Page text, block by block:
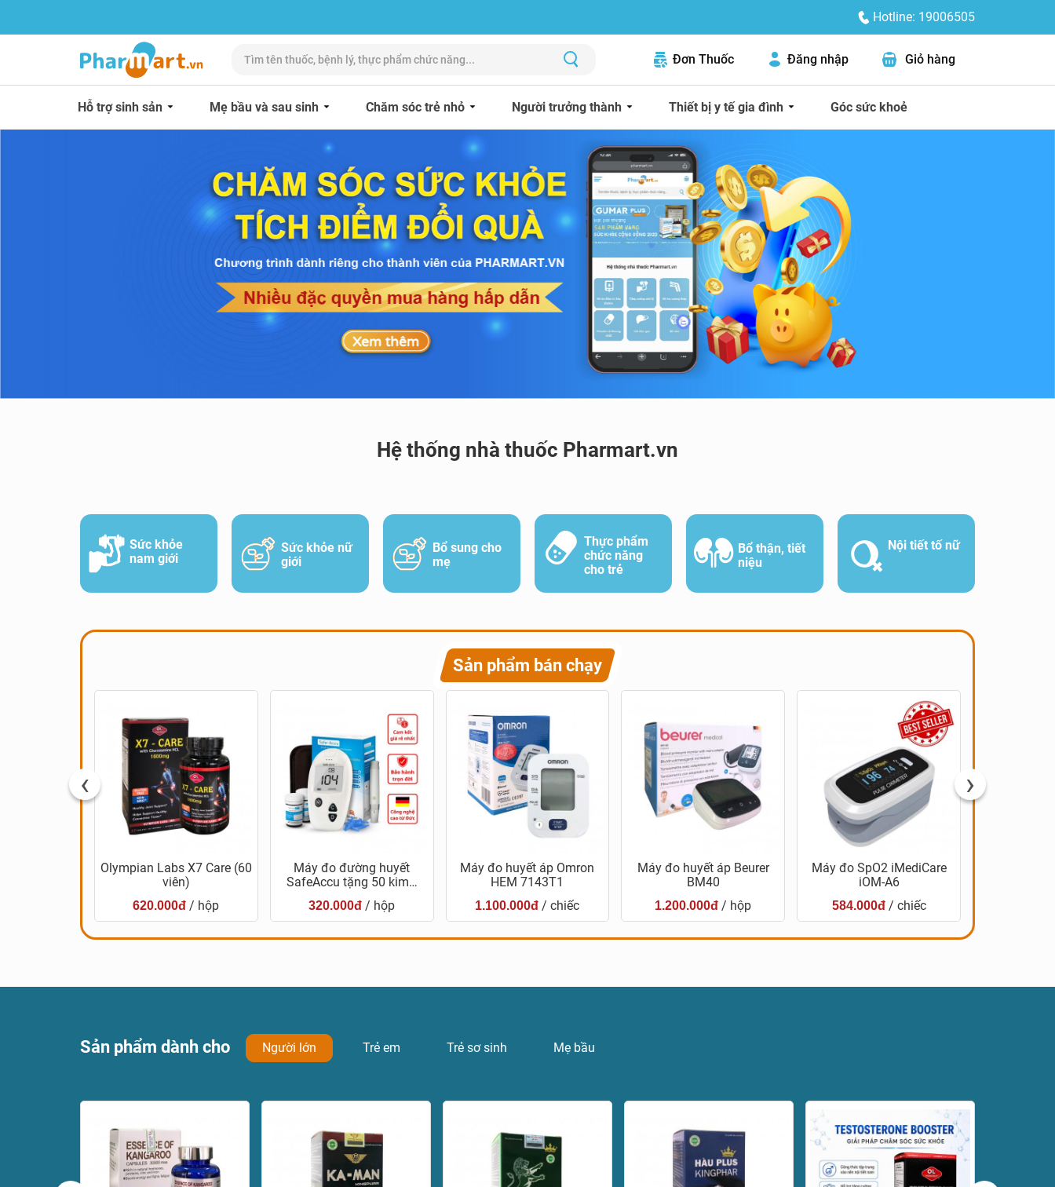
Hotline: 19006505
Đơn Thuốc Đăng nhập Giỏ hàng
Hỗ trợ sinh sản Mẹ bầu và sau sinh Chăm sóc trẻ nhỏ Người trưởng thành Thiết bị y tế gia đình Góc sức khoẻ
Hệ thống nhà thuốc Pharmart.vn
Sức khỏe
nam giới
Sức khỏe nữ
giới
Bổ sung cho
mẹ
Thực phẩm
chức năng
cho trẻ
Bổ thận, tiết
niệu
Nội tiết tố nữ
Sản phẩm bán chạy
Olympian Labs X7 Care (60
viên)
620.000đ / hộp
Máy đo đường huyết
SafeAccu tặng 50 kim…
320.000đ / hộp
Máy đo huyết áp Omron
HEM 7143T1
1.100.000đ / chiếc
Máy đo huyết áp Beurer
BM40
1.200.000đ / hộp
Máy đo SpO2 iMediCare
iOM-A6
584.000đ/ chiếc
‹ ›
Sản phẩm dành cho Người lớn Trẻ em Trẻ sơ sinh Mẹ bầu